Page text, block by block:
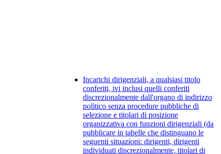
Incarichi dirigenziali, a qualsiasi titolo
conferiti, ivi inclusi quelli conferiti
discrezionalmente dall'organo di indirizzo
politico senza procedure pubbliche di
selezione e titolari di posizione
organizzativa con funzioni dirigenziali (da
pubblicare in tabelle che distinguano le
seguenti situazioni: dirigenti, dirigenti
individuati discrezionalmente, titolari di